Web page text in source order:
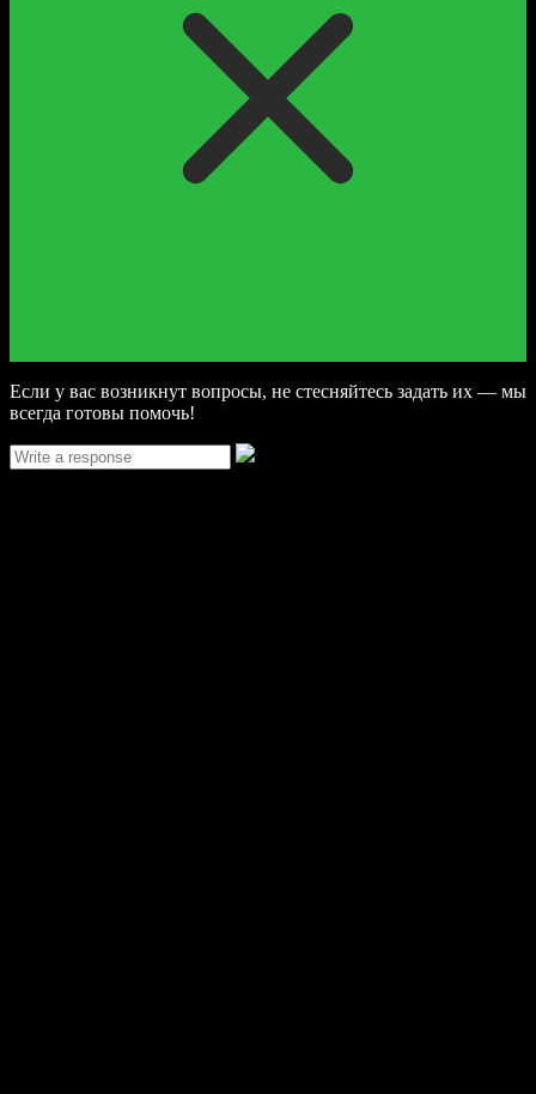
Если у вас возникнут вопросы, не стесняйтесь задать их — мы
всегда готовы помочь!